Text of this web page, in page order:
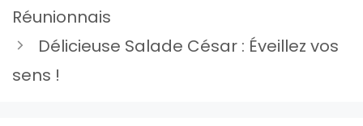
Réunionnais
Délicieuse Salade César : Éveillez vos
sens !